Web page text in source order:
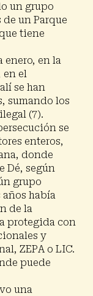
un grupo
un Parque
tiene
enero, en la
en el
se han
sumando los
(7).
se
enteros,
donde
Dé, según
grupo
había
de la
protegida con
y
ZEPA o LIC.
puede
una